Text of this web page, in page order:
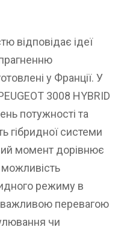
відповідає ідеї
у Франції. У
3008 HYBRID
потужності та
гібридної системи
момент дорівнює
режиму в
перевагою
чи